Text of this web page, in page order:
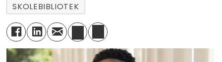
SKOLEBIBLIOTEK